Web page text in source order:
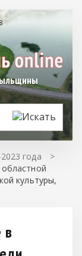
года
>
культуры,
в